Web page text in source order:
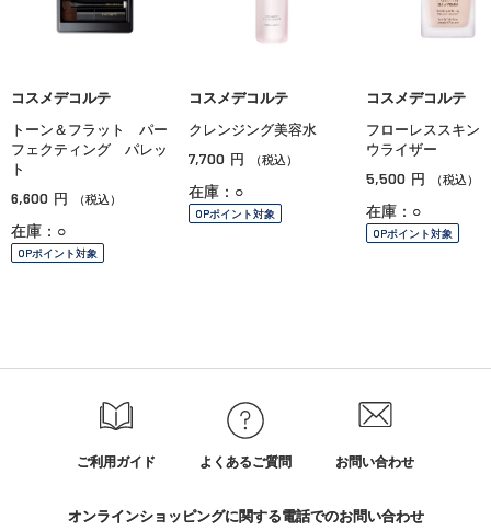
コスメデコルテ
トーン＆フラット パー
フェクティング パレッ
ト
6,600 円 （税込）
在庫：○
OPポイント対象
コスメデコルテ
クレンジング美容水
7,700 円 （税込）
在庫：○
OPポイント対象
コスメデコルテ
フローレススキ
ウライザー
5,500 円 （税込）
在庫：○
OPポイント対象
ご利用ガイド よくあるご質問 お問い合わせ
オンラインショッピングに関する電話でのお問い合わせ